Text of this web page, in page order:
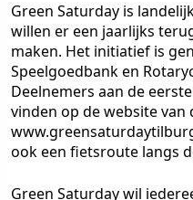
Green Saturday is
willen er een jaarlijks
maken. Het initiatief is
Speelgoedbank en
Deelnemers aan de
vinden op de website van
ook een fietsroute langs
Green Saturday wil